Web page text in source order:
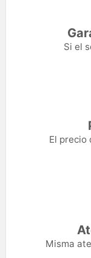
Si el
El precio
Misma